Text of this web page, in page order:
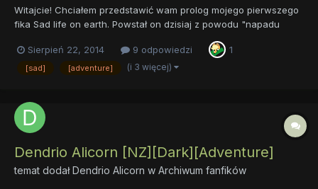
Witajcie! Chciałem przedstawić wam prolog mojego pierwszego
fika Sad life on earth. Powstał on dzisiaj z powodu "napadu
ff-a (przeczytawszy wiele innych stwierdziłem że sam muszę
spróbować). No i udało się (tylko że yyy... jeszcze s...
Sierpień 22, 2014 9 odpowiedzi 1
[sad] [adventure] (i 3 więcej)
Dendrio Alicorn [NZ][Dark][Adventure]
temat dodałDendrio Alicorn w Archiwum fanfików